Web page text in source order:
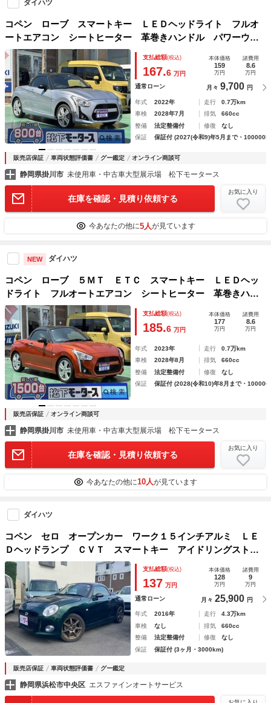
ダイハツ
コペン ローブ スマートキー ＬＥＤヘッドライト フルオ
ートエアコン シートヒーター 革巻きハンドル パワーウィ
ンドー アイドリングストップ オートライト フォグランプ
支払総額(税込)
167.6 万円
本体価格
159
万円
諸費用
8.6
万円
通常ローン 月々 9,700 円
年式 2022年 走行
0.7万km
車検
2028年7月 排気
660cc
整備
法定整備付 修復
なし
保証
保証付 (2027(令和9)年5月まで・
販売店保証 車両状態評価書 グー鑑定 オンライン商談可
静岡県掛川市 未使用車・中古車大型展示場 松下モータース
在庫を確認・見積り依頼する
お気に入り
今あなたの他に5人が見ています
NEW ダイハツ
コペン ローブ ５ＭＴ ＥＴＣ スマートキー ＬＥＤヘッ
ドライト フルオートエアコン シートヒーター 革巻きハン
ドル フォグランプ オートライト
支払総額(税込)
185.6 万円
本体価格
177
万円
諸費用
8.6
万円
年式 2023年 走行
0.7万km
車検
2028年8月 排気
660cc
整備
法定整備付 修復
なし
保証
保証付 (2028(令和10)年8月まで・
販売店保証 オンライン商談可
静岡県掛川市 未使用車・中古車大型展示場 松下モータース
在庫を確認・見積り依頼する
お気に入り
今あなたの他に10人が見ています
ダイハツ
コペン セロ オープンカー ワーク１５インチアルミ ＬＥ
Ｄヘッドランプ ＣＶＴ スマートキー アイドリングストッ
プ シートヒーター アルミホイール 盗難防止システム 衝
突安全ボディ エアコン パワーステアリング
支払総額(税込)
137 万円
本体価格
128
万円
諸費用
9
万円
通常ローン 月々 25,900 円
年式 2016年 走行
4.3万km
車検
なし 排気
660cc
整備
法定整備付 修復
なし
保証
保証付 (3ヶ月・3000km)
販売店保証 車両状態評価書 グー鑑定
静岡県浜松市中央区 エスファインオートサービス